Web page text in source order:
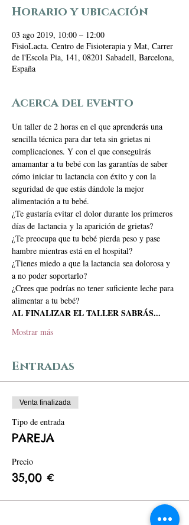
Horario y ubicación
03 ago 2019, 10:00 – 12:00
FisioLacta. Centro de Fisioterapia y Mat, Carrer
de l'Escola Pia, 141, 08201 Sabadell, Barcelona,
España
Acerca del evento
Un taller de 2 horas en el que aprenderás una
sencilla técnica para dar teta sin grietas ni
complicaciones. Y con el que conseguirás
amamantar a tu bebé con las garantías de saber
cómo iniciar tu lactancia con éxito y con la
seguridad de que estás dándole la mejor
alimentación a tu bebé.
¿Te gustaría evitar el dolor durante los primeros
días de lactancia y la aparición de grietas?
¿Te preocupa que tu bebé pierda peso y pase
hambre mientras está en el hospital?
¿Tienes miedo a que la lactancia sea dolorosa y
a no poder soportarlo?
¿Crees que podrías no tener suficiente leche para
alimentar a tu bebé?
AL FINALIZAR EL TALLER SABRÁS...
Mostrar más
Entradas
Venta finalizada
Tipo de entrada
PAREJA
Precio
35,00 €